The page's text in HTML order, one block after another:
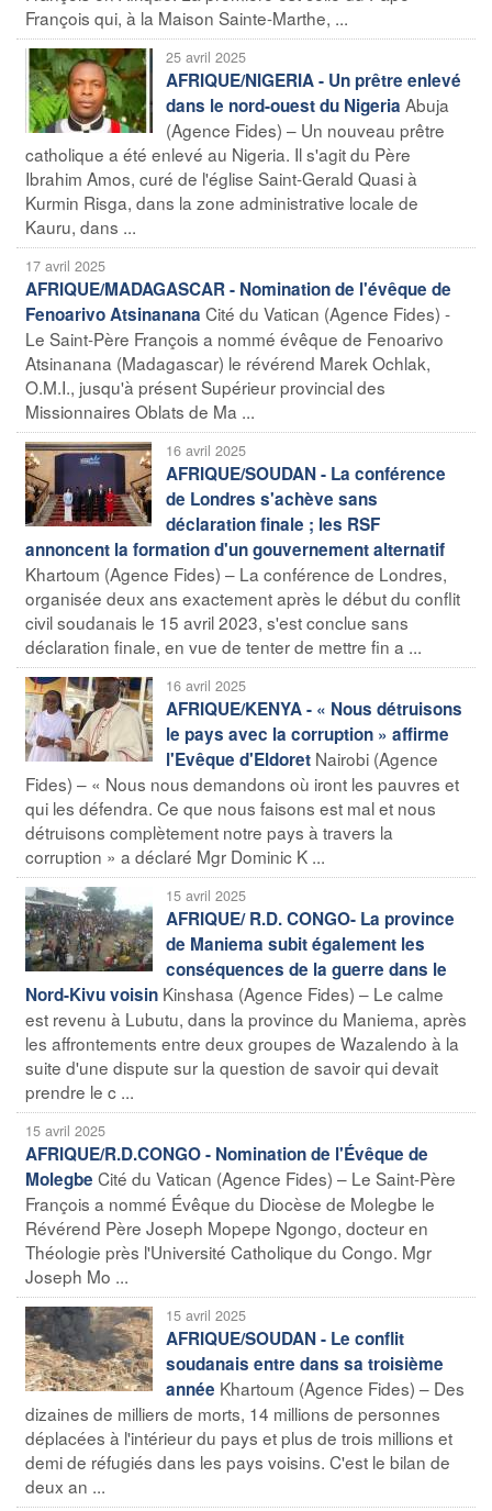
François qui, à la Maison Sainte-Marthe, ...
25 avril 2025
AFRIQUE/NIGERIA - Un prêtre enlevé
dans le nord-ouest du Nigeria Abuja
(Agence Fides) – Un nouveau prêtre
catholique a été enlevé au Nigeria. Il s'agit du Père
Ibrahim Amos, curé de l'église Saint-Gerald Quasi à
Kurmin Risga, dans la zone administrative locale de
Kauru, dans ...
17 avril 2025
AFRIQUE/MADAGASCAR - Nomination de l'évêque de
Fenoarivo Atsinanana Cité du Vatican (Agence Fides) -
Le Saint-Père François a nommé évêque de Fenoarivo
Atsinanana (Madagascar) le révérend Marek Ochlak,
O.M.I., jusqu'à présent Supérieur provincial des
Missionnaires Oblats de Ma ...
16 avril 2025
AFRIQUE/SOUDAN - La conférence
de Londres s'achève sans
déclaration finale ; les RSF
annoncent la formation d'un gouvernement alternatif
Khartoum (Agence Fides) – La conférence de Londres,
organisée deux ans exactement après le début du conflit
civil soudanais le 15 avril 2023, s'est conclue sans
déclaration finale, en vue de tenter de mettre fin a ...
16 avril 2025
AFRIQUE/KENYA - « Nous détruisons
le pays avec la corruption » affirme
l'Evêque d'Eldoret Nairobi (Agence
Fides) – « Nous nous demandons où iront les pauvres et
qui les défendra. Ce que nous faisons est mal et nous
détruisons complètement notre pays à travers la
corruption » a déclaré Mgr Dominic K ...
15 avril 2025
AFRIQUE/ R.D. CONGO- La province
de Maniema subit également les
conséquences de la guerre dans le
Nord-Kivu voisin Kinshasa (Agence Fides) – Le calme
est revenu à Lubutu, dans la province du Maniema, après
les affrontements entre deux groupes de Wazalendo à la
suite d'une dispute sur la question de savoir qui devait
prendre le c ...
15 avril 2025
AFRIQUE/R.D.CONGO - Nomination de l'Évêque de
Molegbe Cité du Vatican (Agence Fides) – Le Saint-Père
François a nommé Évêque du Diocèse de Molegbe le
Révérend Père Joseph Mopepe Ngongo, docteur en
Théologie près l'Université Catholique du Congo. Mgr
Joseph Mo ...
15 avril 2025
AFRIQUE/SOUDAN - Le conflit
soudanais entre dans sa troisième
année Khartoum (Agence Fides) – Des
dizaines de milliers de morts, 14 millions de personnes
déplacées à l'intérieur du pays et plus de trois millions et
demi de réfugiés dans les pays voisins. C'est le bilan de
deux an ...